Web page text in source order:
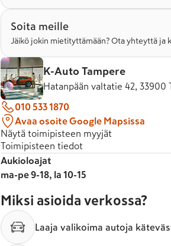
Soita meille
Jäikö jokin mietityttämään? Ota yhteyttä ja
K-Auto Tampere
Hatanpään valtatie 42, 33900
010 533 1870
Avaa osoite Google Mapsissa
Näytä toimipisteen myyjät
Toimipisteen tiedot
Aukioloajat
ma-pe 9-18, la 10-15
Miksi asioida verkossa?
Laaja valikoima autoja